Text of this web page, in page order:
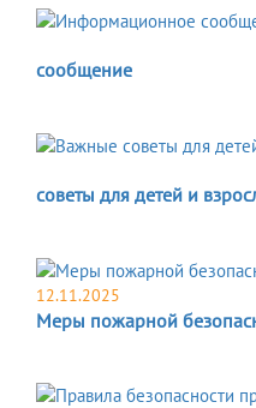
сообщение
советы для детей и
12.11.2025
Меры пожарной